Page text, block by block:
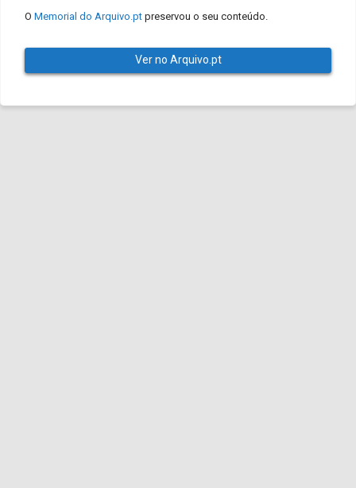
O Memorial do Arquivo.pt preservou o seu conteúdo.
Ver no Arquivo.pt